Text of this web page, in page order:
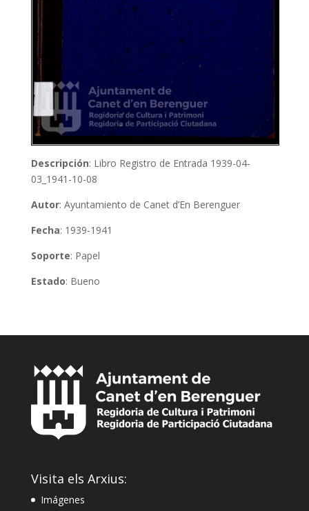
Descripción: Libro Registro de Entrada 1939-04-
03_1941-10-08
Autor: Ayuntamiento de Canet d’En Berenguer
Fecha: 1939-1941
Soporte: Papel
Estado: Bueno
Visita els Arxius:
Imágenes